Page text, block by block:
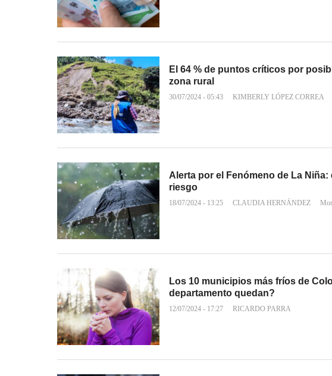
El 64 % de puntos críticos por
zona rural
30/07/2024 - 05:43 KIMBERLY LÓPEZ CORREA
Alerta por el Fenómeno de La
riesgo
18/07/2024 - 13:25 CLAUDIA HERNÁNDEZ
Los 10 municipios más fríos de
departamento quedan?
12/07/2024 - 17:27 RICARDO PARRA